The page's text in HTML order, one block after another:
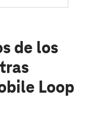
de los
Loop